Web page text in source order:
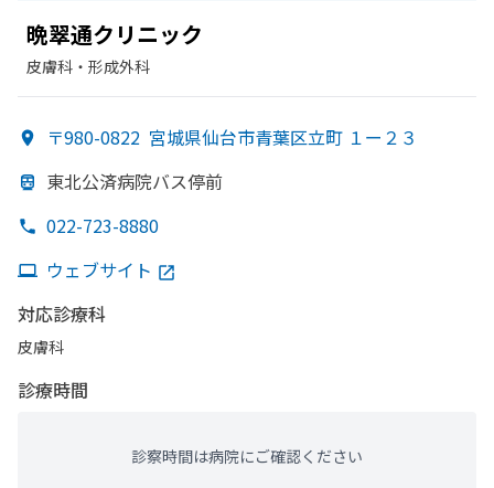
晩翠通クリニック
皮膚科・​形成外科
〒980-0822 宮城県仙台市青葉区立町 １ー２３
東北公済病院バス停前
022-723-8880
ウェブサイト
対応診療科
皮膚科
診療時間
診察時間は病院にご確認ください